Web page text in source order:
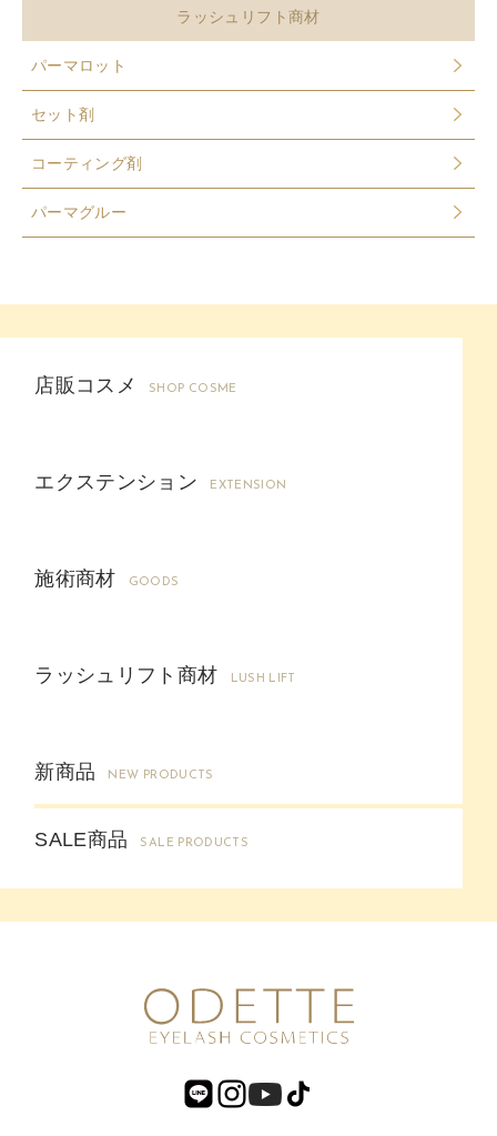
ラッシュリフト商材
パーマロット
セット剤
コーティング剤
パーマグルー
店販コスメ SHOP COSME
エクステンション EXTENSION
施術商材 GOODS
ラッシュリフト商材 LUSH LIFT
新商品 NEW PRODUCTS
SALE商品 SALE PRODUCTS